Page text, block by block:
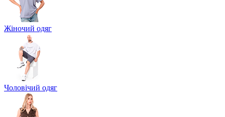
Жіночий одяг
Чоловічий одяг